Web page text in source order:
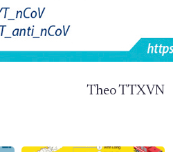
Theo TTXVN